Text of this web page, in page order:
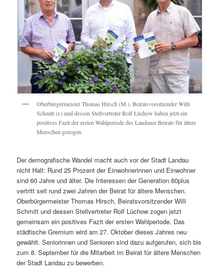
Oberbürgermeister Thomas Hirsch (M.), Beiratsvorsitzender Willi
Schmitt (r.) und dessen Stellvertreter Rolf Lüchow haben jetzt ein
positives Fazit der ersten Wahlperiode des Landauer Beirats für ältere
Menschen gezogen.
Der demografische Wandel macht auch vor der Stadt Landau
nicht Halt: Rund 25 Prozent der Einwohnerinnen und Einwohner
sind 60 Jahre und älter. Die Interessen der Generation 60plus
vertritt seit rund zwei Jahren der Beirat für ältere Menschen.
Oberbürgermeister Thomas Hirsch, Beiratsvorsitzender Willi
Schmitt und dessen Stellvertreter Rolf Lüchow zogen jetzt
gemeinsam ein positives Fazit der ersten Wahlperiode. Das
städtische Gremium wird am 27. Oktober dieses Jahres neu
gewählt. Seniorinnen und Senioren sind dazu aufgerufen, sich bis
zum 8. September für die Mitarbeit im Beirat für ältere Menschen
der Stadt Landau zu bewerben.